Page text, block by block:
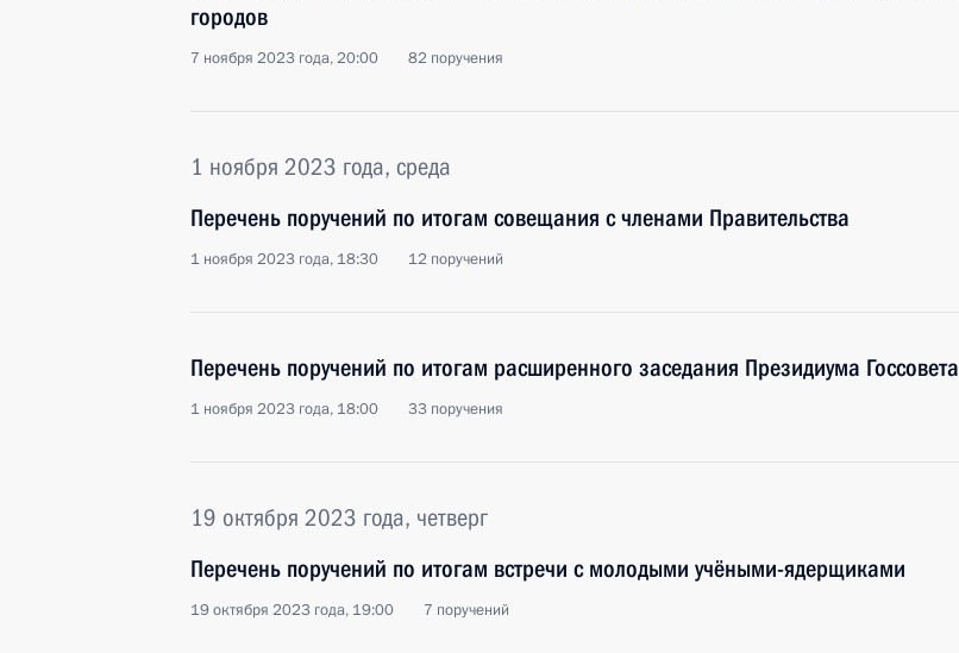
городов
7 ноября 2023 года, 20:00 82 поручения
1 ноября 2023 года, среда
Перечень поручений по итогам совещания с членами Правительства
1 ноября 2023 года, 18:30 12 поручений
Перечень поручений по итогам расширенного заседания Президиума Госсовета
1 ноября 2023 года, 18:00 33 поручения
19 октября 2023 года, четверг
Перечень поручений по итогам встречи с молодыми учёными-ядерщиками
19 октября 2023 года, 19:00 7 поручений